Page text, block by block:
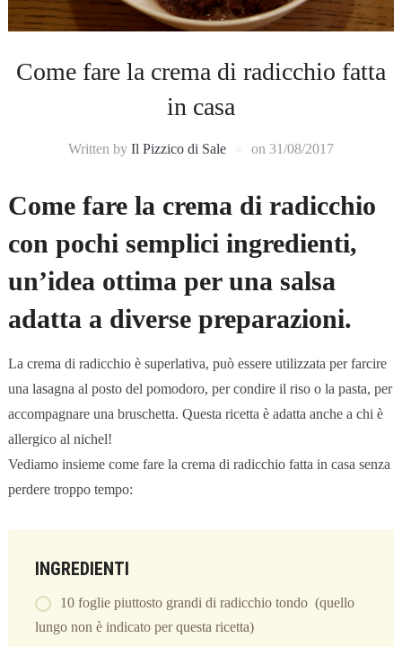
Come fare la crema di radicchio fatta
in casa
Written by Il Pizzico di Sale on 31/08/2017
Come fare la crema di radicchio
con pochi semplici ingredienti,
un’idea ottima per una salsa
adatta a diverse preparazioni.
La crema di radicchio è superlativa, può essere utilizzata per farcire
una lasagna al posto del pomodoro, per condire il riso o la pasta, per
accompagnare una bruschetta. Questa ricetta è adatta anche a chi è
allergico al nichel!
Vediamo insieme come fare la crema di radicchio fatta in casa senza
perdere troppo tempo:
INGREDIENTI
10 foglie piuttosto grandi di radicchio tondo (quello
lungo non è indicato per questa ricetta)